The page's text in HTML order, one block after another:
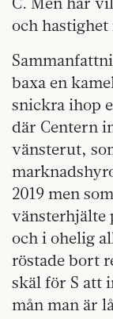
och
baxa en
snickra ihop
där Centern
vänsterut,
2019 men
vänsterhjälte
och i ohelig
röstade bort
skäl för S att
mån man är